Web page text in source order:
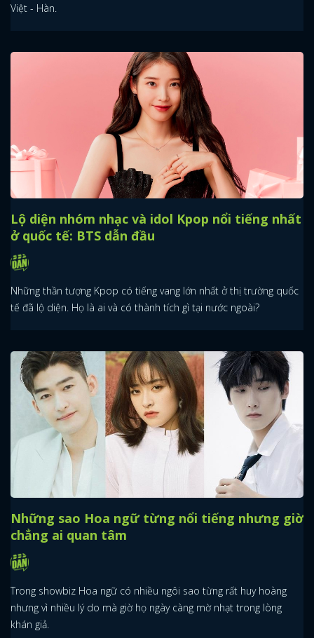
Việt - Hàn.
Lộ diện nhóm nhạc và idol Kpop nổi tiếng nhất
ở quốc tế: BTS dẫn đầu
Những thần tượng Kpop có tiếng vang lớn nhất ở thị trường quốc
tế đã lộ diện. Họ là ai và có thành tích gì tại nước ngoài?
Những sao Hoa ngữ từng nổi tiếng nhưng giờ
chẳng ai quan tâm
Trong showbiz Hoa ngữ có nhiều ngôi sao từng rất huy hoàng
nhưng vì nhiều lý do mà giờ họ ngày càng mờ nhạt trong lòng
khán giả.